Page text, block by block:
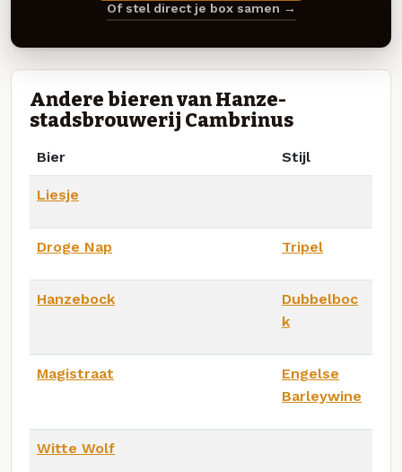
Of stel direct je box samen →
Andere bieren van Hanze-
stadsbrouwerij Cambrinus
Bier Stijl
Liesje
Droge Nap Tripel
Hanzebock
Dubbelboc
k
Magistraat
Engelse
Barleywine
Witte Wolf